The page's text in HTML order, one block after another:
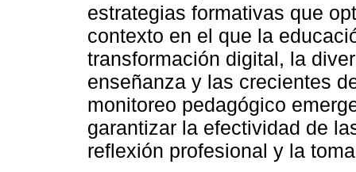
estrategias formativas que
contexto en el que la
transformación digital, la
enseñanza y las crecientes
monitoreo pedagógico
garantizar la efectividad de
reflexión profesional y la